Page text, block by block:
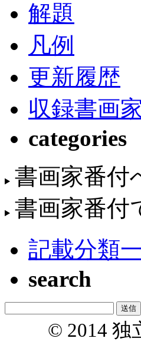
解題
凡例
更新履歴
収録書画
categories
書画家番付
書画家番付
記載分類
search
© 2014 独